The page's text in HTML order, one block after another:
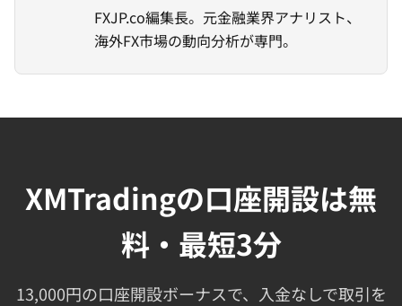
FXJP.co編集長。元金融業界アナリスト、
海外FX市場の動向分析が専門。
XMTradingの口座開設は無
料・最短3分
13,000円の口座開設ボーナスで、入金なしで取引を